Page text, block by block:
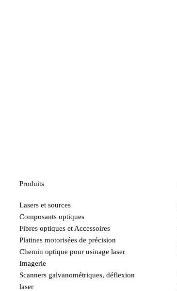
Produits
Lasers et sources
Composants optiques
Fibres optiques et Accessoires
Platines motorisées de précision
Chemin optique pour usinage laser
Imagerie
Scanners galvanométriques, déflexion
laser